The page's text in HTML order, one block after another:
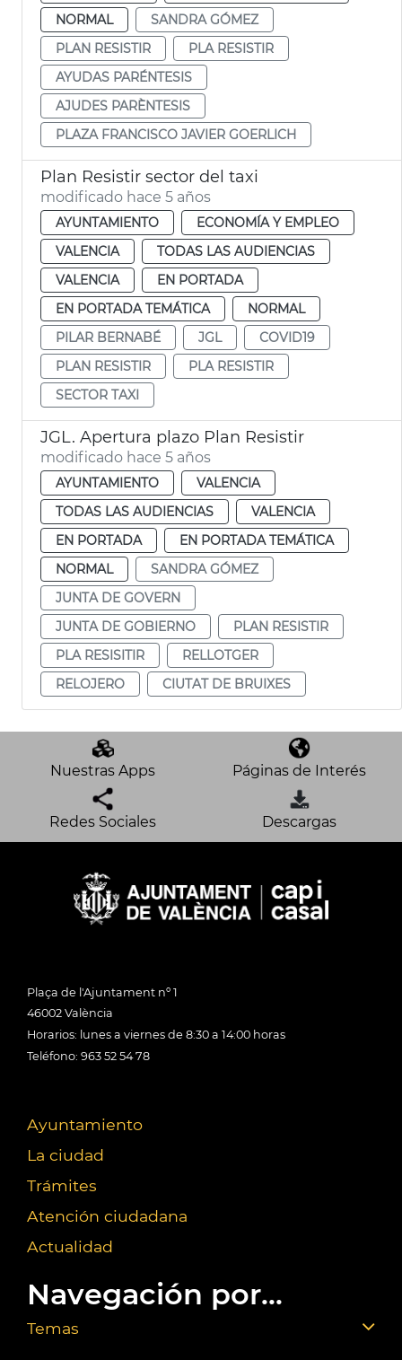
NORMAL
SANDRA GÓMEZ
PLAN RESISTIR
PLA RESISTIR
AYUDAS PARÉNTESIS
AJUDES PARÈNTESIS
PLAZA FRANCISCO JAVIER GOERLICH
Plan Resistir sector del taxi
modificado hace 5 años
AYUNTAMIENTO
ECONOMÍA Y EMPLEO
VALENCIA
TODAS LAS AUDIENCIAS
VALENCIA
EN PORTADA
EN PORTADA TEMÁTICA
NORMAL
PILAR BERNABÉ
JGL
COVID19
PLAN RESISTIR
PLA RESISTIR
SECTOR TAXI
JGL. Apertura plazo Plan Resistir
modificado hace 5 años
AYUNTAMIENTO
VALENCIA
TODAS LAS AUDIENCIAS
VALENCIA
EN PORTADA
EN PORTADA TEMÁTICA
NORMAL
SANDRA GÓMEZ
JUNTA DE GOVERN
JUNTA DE GOBIERNO
PLAN RESISTIR
PLA RESISITIR
RELLOTGER
RELOJERO
CIUTAT DE BRUIXES
Nuestras Apps Páginas de Interés
Redes Sociales Descargas
Plaça de l'Ajuntament nº 1
46002 València
Horarios: lunes a viernes de 8:30 a 14:00 horas
Teléfono: 963 52 54 78
Ayuntamiento
La ciudad
Trámites
Atención ciudadana
Actualidad
Navegación por...
Temas